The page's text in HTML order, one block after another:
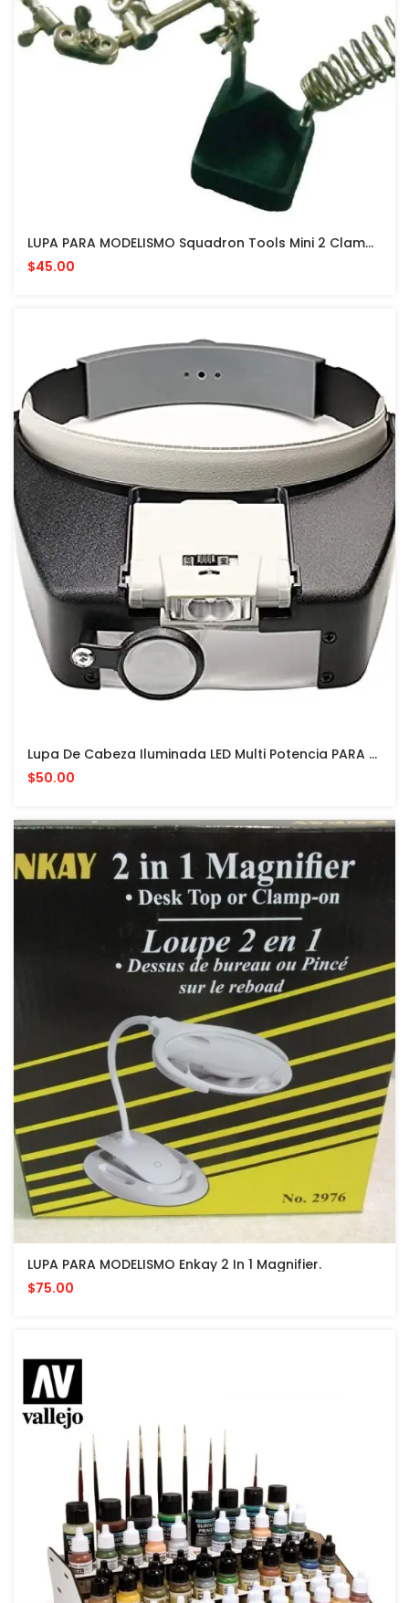
LUPA PARA MODELISMO Squadron Tools Mini 2 Clamp Part Holder With Magnifier
$45.00
Lupa De Cabeza Iluminada LED Multi Potencia PARA MODELISMO
$50.00
LUPA PARA MODELISMO Enkay 2 In 1 Magnifier.
$75.00